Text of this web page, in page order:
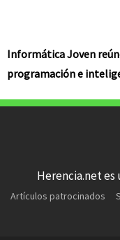
Informática Joven
programación e
Herencia.net es
Artículos patrocinados